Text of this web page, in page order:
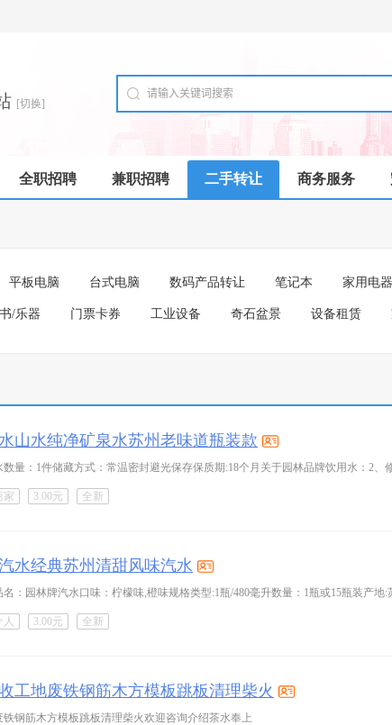
[切换]
全职招聘 兼职招聘 二手转让 商务服务
平板电脑 台式电脑 数码产品转让 笔记本 家用电器
/乐器 门票卡券 工业设备 奇石盆景 设备租赁
山水纯净矿泉水苏州老味道瓶装款
家 3.00元 全新
水经典苏州清甜风味汽水
人 3.00元 全新
工地废铁钢筋木方模板跳板清理柴火
钢筋木方模板跳板清理柴火欢迎咨询介绍茶水奉上